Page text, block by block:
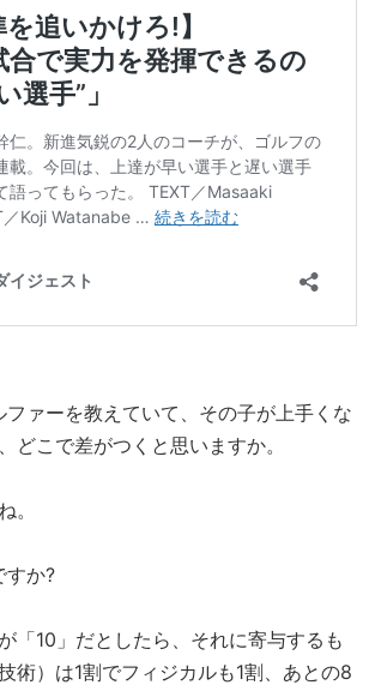
ファーを教えていて、その子が上手くな
どこで差がつくと思いますか。
。
すか?
「10」だとしたら、それに寄与するも
術）は1割でフィジカルも1割、あとの8